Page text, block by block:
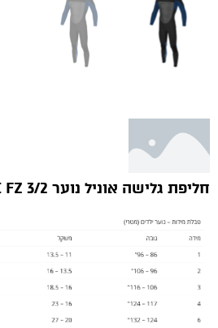
חליפת גלישה אוניל נוער EPIC FZ 3/2